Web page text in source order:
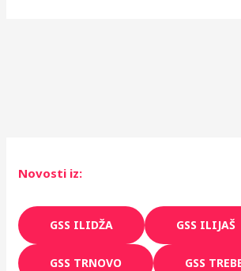
Novosti iz:
GSS ILIDŽA GSS ILIJAŠ
GSS TRNOVO GSS